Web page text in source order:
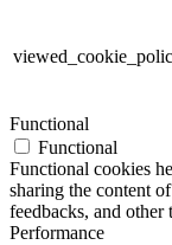
Functional
Functional
Functional cookies
sharing the content
feedbacks, and other
Performance